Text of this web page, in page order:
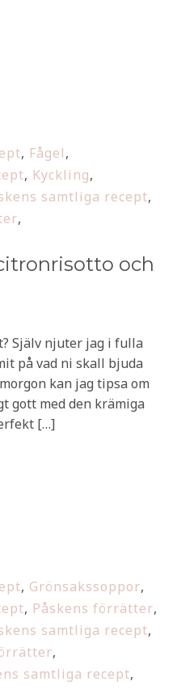
, Fågel,
, Kyckling,
samtliga recept,
,
och
Själv njuter jag i fulla
på vad ni skall bjuda
kan jag tipsa om
gott med den krämiga
[…]
, Grönsakssoppor,
, Påskens förrätter,
samtliga recept,
,
samtliga recept,